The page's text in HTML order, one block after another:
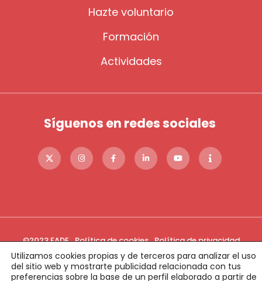
Hazte voluntario
Formación
Actividades
Síguenos en redes sociales
©2023 FADE Política de cookies Política de privacidad
Aviso legal Condiciones de donaciones online
Política de Calidad Condiciones de uso
Utilizamos cookies propias y de terceros para analizar el uso
del sitio web y mostrarte publicidad relacionada con tus
preferencias sobre la base de un perfil elaborado a partir de